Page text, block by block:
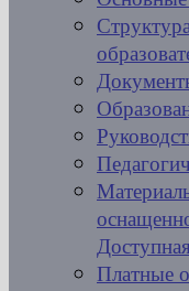
Платные